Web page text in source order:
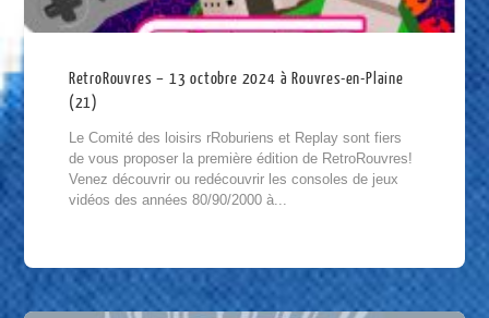
RetroRouvres – 13 octobre 2024 à Rouvres-en-Plaine
(21)
Le Comité des loisirs rRoburiens et Replay sont fiers
de vous proposer la première édition de RetroRouvres!
Venez découvrir ou redécouvrir les consoles de jeux
vidéos des années 80/90/2000 à...